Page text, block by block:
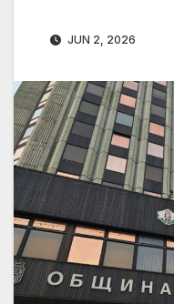
JUN 2, 2026